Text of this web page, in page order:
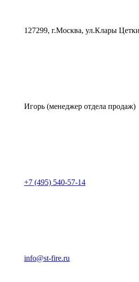
127299, г.Москва, ул.Клары
Игорь (менеджер отдела продаж)
+7 (495) 540-57-14
info@st-fire.ru